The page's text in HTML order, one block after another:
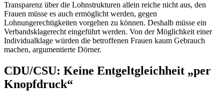
Transparenz über die Lohnstrukturen allein reiche nicht aus, den
Frauen müsse es auch ermöglicht werden, gegen
Lohnungerechtigkeiten vorgehen zu können. Deshalb müsse ein
Verbandsklagerecht eingeführt werden. Von der Möglichkeit einer
Individualklage würden die betroffenen Frauen kaum Gebrauch
machen, argumentierte Dörner.
CDU/CSU: Keine Entgeltgleichheit „per
Knopfdruck“